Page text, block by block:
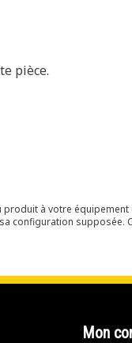
pièce.
à votre équipement
configuration
Mon